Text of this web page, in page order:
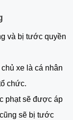
và bị tước quyền
xe là cá nhân
chức.
phạt sẽ được áp
sẽ bị tước